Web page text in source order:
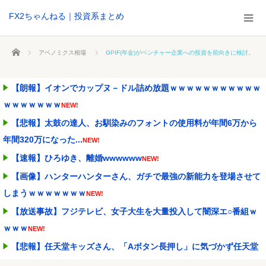
FX2ちゃんねる｜投資系まとめ
ホーム アベノミクス相場 GPIF(年金)がベンチャー企業への投資を前向きに検討。
【朗報】イオンでカップヌ－ドル詰め放題ｗｗｗｗｗｗｗｗｗｗｗ
ｗｗｗｗｗｗｗNEW!
【悲報】太鼓の達人、お馴染みのフォントの使用料が年間6万から
年間320万になった...NEW!
【速報】ひろゆき、離婚wwwwwwNEW!
【画像】ハンターハンターさん、ガチで最強の新能力を登場させて
しまうｗｗｗｗｗｗｗNEW!
【放送事故】フジテレビ、女子大生を大量投入して闇深エ○番組ｗ
ｗｗｗNEW!
【悲報】任天堂キッズさん、「Aボタン長押し」に気づかず任天堂